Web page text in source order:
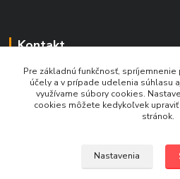
Kontakt
Ing. Daniel Doboš
+421 902 331 936
(Po-Pia, 8-16 hod.)
Pre základnú funkčnosť,
účely a v prípade udelenia súhlasu
využívame súbory cookies.
cookies môžete kedykoľvek
stránok.
Nastavenia